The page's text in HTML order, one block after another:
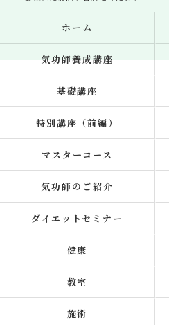
ホーム
気功師養成講座
基礎講座
特別講座（前編）
マスターコース
気功師のご紹介
ダイエットセミナー
健康
教室
施術